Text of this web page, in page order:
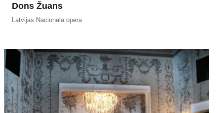
Dons Žuans
Latvijas Nacionālā opera